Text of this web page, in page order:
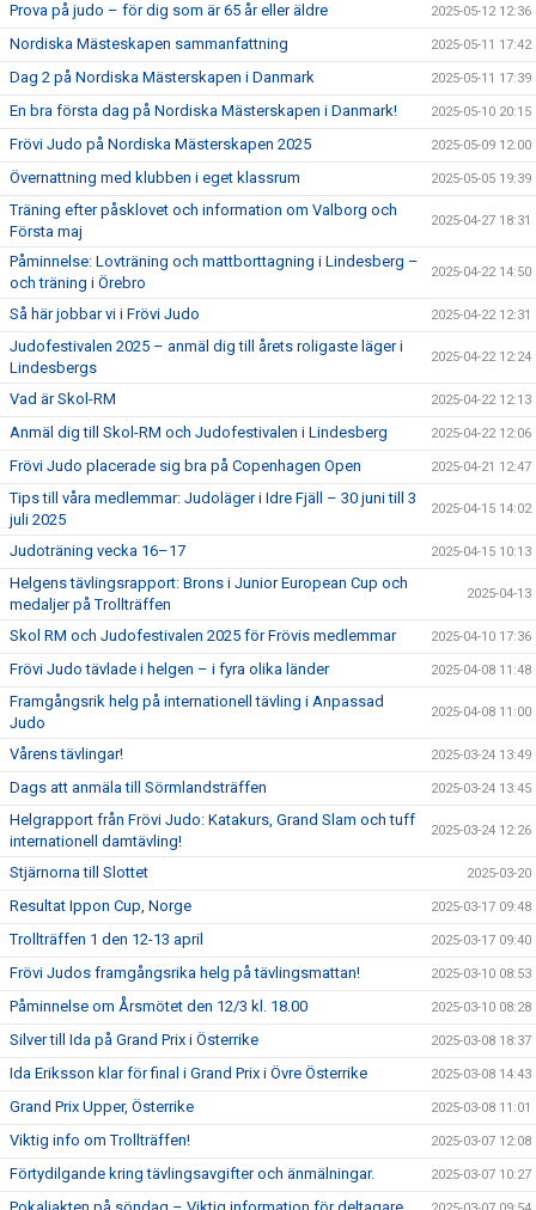
Prova på judo – för dig som är 65 år eller äldre 2025-05-12 12:36
Nordiska Mästeskapen sammanfattning 2025-05-11 17:42
Dag 2 på Nordiska Mästerskapen i Danmark 2025-05-11 17:39
En bra första dag på Nordiska Mästerskapen i Danmark! 2025-05-10 20:15
Frövi Judo på Nordiska Mästerskapen 2025 2025-05-09 12:00
Övernattning med klubben i eget klassrum 2025-05-05 19:39
Träning efter påsklovet och information om Valborg och
Första maj
2025-04-27 18:31
Påminnelse: Lovträning och mattborttagning i Lindesberg –
och träning i Örebro
2025-04-22 14:50
Så här jobbar vi i Frövi Judo 2025-04-22 12:31
Judofestivalen 2025 – anmäl dig till årets roligaste läger i
Lindesbergs
2025-04-22 12:24
Vad är Skol-RM 2025-04-22 12:13
Anmäl dig till Skol-RM och Judofestivalen i Lindesberg 2025-04-22 12:06
Frövi Judo placerade sig bra på Copenhagen Open 2025-04-21 12:47
Tips till våra medlemmar: Judoläger i Idre Fjäll – 30 juni till 3
juli 2025
2025-04-15 14:02
Judoträning vecka 16–17 2025-04-15 10:13
Helgens tävlingsrapport: Brons i Junior European Cup och
medaljer på Trollträffen
2025-04-13
Skol RM och Judofestivalen 2025 för Frövis medlemmar 2025-04-10 17:36
Frövi Judo tävlade i helgen – i fyra olika länder 2025-04-08 11:48
Framgångsrik helg på internationell tävling i Anpassad
Judo
2025-04-08 11:00
Vårens tävlingar! 2025-03-24 13:49
Dags att anmäla till Sörmlandsträffen 2025-03-24 13:45
Helgrapport från Frövi Judo: Katakurs, Grand Slam och tuff
internationell damtävling!
2025-03-24 12:26
Stjärnorna till Slottet 2025-03-20
Resultat Ippon Cup, Norge 2025-03-17 09:48
Trollträffen 1 den 12-13 april 2025-03-17 09:40
Frövi Judos framgångsrika helg på tävlingsmattan! 2025-03-10 08:53
Påminnelse om Årsmötet den 12/3 kl. 18.00 2025-03-10 08:28
Silver till Ida på Grand Prix i Österrike 2025-03-08 18:37
Ida Eriksson klar för final i Grand Prix i Övre Österrike 2025-03-08 14:43
Grand Prix Upper, Österrike 2025-03-08 11:01
Viktig info om Trollträffen! 2025-03-07 12:08
Förtydilgande kring tävlingsavgifter och änmälningar. 2025-03-07 10:27